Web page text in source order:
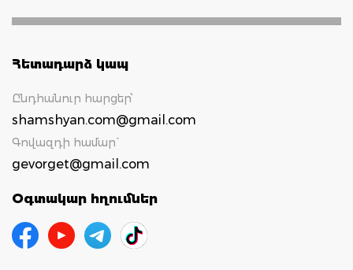
Հետադարձ կապ
Ընդհանուր հարցեր՝
shamshyan.com@gmail.com
Գովազդի համար`
gevorget@gmail.com
Օգտակար հղումներ